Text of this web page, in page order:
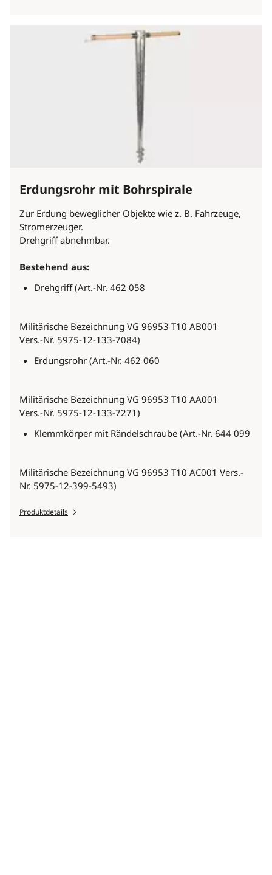
Erdungsrohr mit Bohrspirale
Zur Erdung beweglicher Objekte wie z. B. Fahrzeuge,
Stromerzeuger.
Drehgriff abnehmbar.
Bestehend aus:
Drehgriff (Art.-Nr. 462 058
Militärische Bezeichnung VG 96953 T10 AB001
Vers.-Nr. 5975-12-133-7084)
Erdungsrohr (Art.-Nr. 462 060
Militärische Bezeichnung VG 96953 T10 AA001
Vers.-Nr. 5975-12-133-7271)
Klemmkörper mit Rändelschraube (Art.-Nr. 644 099
Militärische Bezeichnung VG 96953 T10 AC001 Vers.-
Nr. 5975-12-399-5493)
Produktdetails